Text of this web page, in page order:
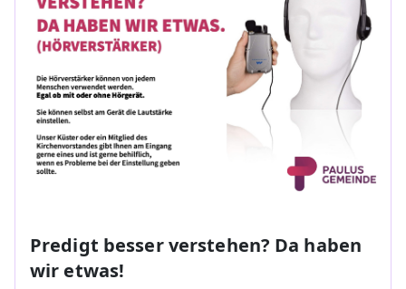
Predigt besser verstehen? Da haben
wir etwas!